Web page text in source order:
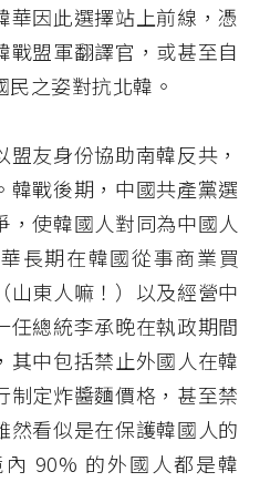
華因此選擇站上前線，憑
戰盟軍翻譯官，或甚至自
民之姿對抗北韓。
友身份協助南韓反共，
韓戰後期，中國共產黨選
，使韓國人對同為中國人
長期在韓國從事商業買
山東人嘛！）以及經營中
任總統李承晚在執政期間
其中包括禁止外國人在韓
制定炸醬麵價格，甚至禁
然看似是在保護韓國人的
90% 的外國人都是韓